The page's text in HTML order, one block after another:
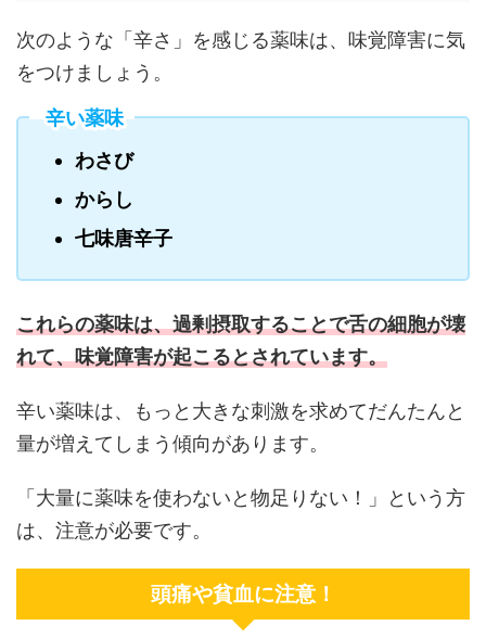
次のような「辛さ」を感じる薬味は、味覚障害に気
をつけましょう。
辛い薬味
わさび
からし
七味唐辛子
これらの薬味は、過剰摂取することで舌の細胞が壊
れて、味覚障害が起こるとされています。
辛い薬味は、もっと大きな刺激を求めてだんたんと
量が増えてしまう傾向があります。
「大量に薬味を使わないと物足りない！」という方
は、注意が必要です。
頭痛や貧血に注意！